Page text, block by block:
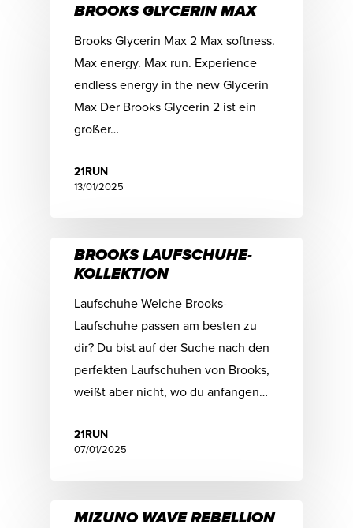
BROOKS GLYCERIN MAX
Brooks Glycerin Max 2 Max softness.
Max energy. Max run. Experience
endless energy in the new Glycerin
Max Der Brooks Glycerin 2 ist ein
großer…
21RUN
13/01/2025
BROOKS LAUFSCHUHE-
KOLLEKTION
Laufschuhe Welche Brooks-
Laufschuhe passen am besten zu
dir? Du bist auf der Suche nach den
perfekten Laufschuhen von Brooks,
weißt aber nicht, wo du anfangen…
21RUN
07/01/2025
MIZUNO WAVE REBELLION